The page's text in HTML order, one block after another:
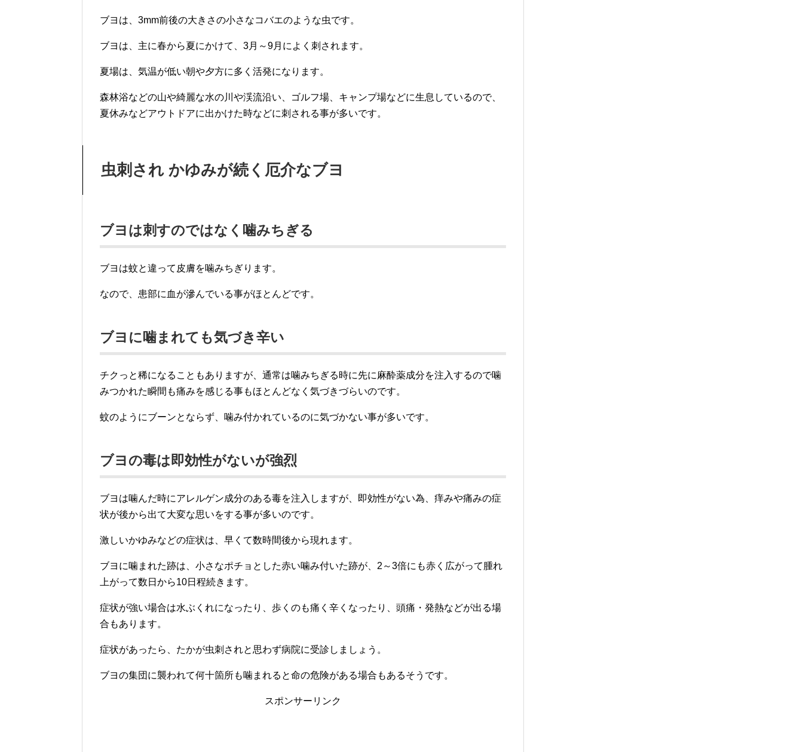
ブヨは、3mm前後の大きさの小さなコバエのような虫です。
ブヨは、主に春から夏にかけて、3月～9月によく刺されます。
夏場は、気温が低い朝や夕方に多く活発になります。
森林浴などの山や綺麗な水の川や渓流沿い、ゴルフ場、キャンプ場などに生息しているので、
夏休みなどアウトドアに出かけた時などに刺される事が多いです。
虫刺され かゆみが続く厄介なブヨ
ブヨは刺すのではなく噛みちぎる
ブヨは蚊と違って皮膚を噛みちぎります。
なので、患部に血が滲んでいる事がほとんどです。
ブヨに噛まれても気づき辛い
チクっと稀になることもありますが、通常は噛みちぎる時に先に麻酔薬成分を注入するので噛
みつかれた瞬間も痛みを感じる事もほとんどなく気づきづらいのです。
蚊のようにブーンとならず、噛み付かれているのに気づかない事が多いです。
ブヨの毒は即効性がないが強烈
ブヨは噛んだ時にアレルゲン成分のある毒を注入しますが、即効性がない為、痒みや痛みの症
状が後から出て大変な思いをする事が多いのです。
激しいかゆみなどの症状は、早くて数時間後から現れます。
ブヨに噛まれた跡は、小さなポチョとした赤い噛み付いた跡が、2～3倍にも赤く広がって腫れ
上がって数日から10日程続きます。
症状が強い場合は水ぶくれになったり、歩くのも痛く辛くなったり、頭痛・発熱などが出る場
合もあります。
症状があったら、たかが虫刺されと思わず病院に受診しましょう。
ブヨの集団に襲われて何十箇所も噛まれると命の危険がある場合もあるそうです。
スポンサーリンク